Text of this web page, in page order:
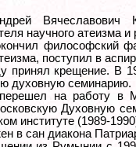
научного атеизма
философский
поступил в
принял крещение. В
духовную семинарию.
на работу в
Духовную
институте (1989-
в сан диакона